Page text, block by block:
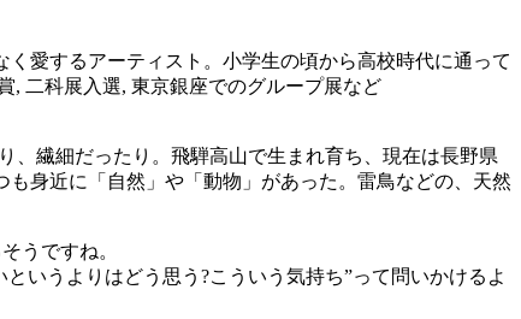
愛するアーティスト。小学生の頃から高校時代に通って
, 二科展入選, 東京銀座でのグループ展など
、繊細だったり。飛騨高山で生まれ育ち、現在は長野県
身近に「自然」や「動物」があった。雷鳥などの、天然
うですね。
いうよりはどう思う?こういう気持ち”って問いかけるよ